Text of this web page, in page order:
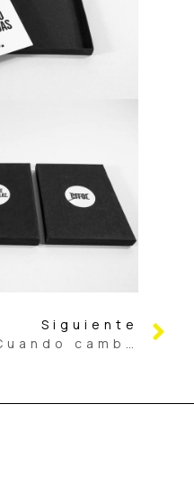
Siguiente
Cuando cambié de piel